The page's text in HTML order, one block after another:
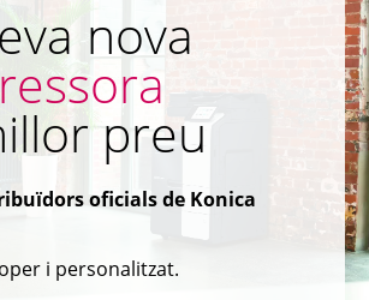
nova
preu
oficials de Konica
i personalitzat.